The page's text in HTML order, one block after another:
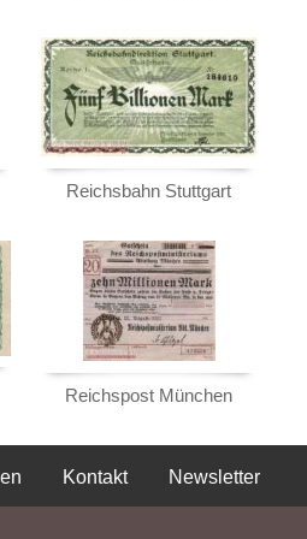
Reichsbahn Stuttgart
Reichspost München
Kontakt
Newsletter